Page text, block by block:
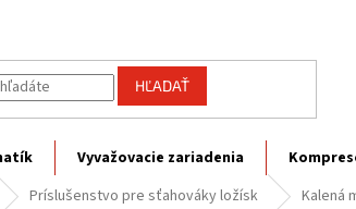
HĽADAŤ
Vyvažovacie zariadenia
Príslušenstvo pre sťahováky ložísk Kalená